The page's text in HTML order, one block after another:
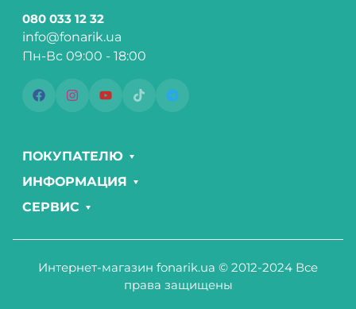
080 033 12 32
info@fonarik.ua
Пн-Вс 09:00 - 18:00
ПОКУПАТЕЛЮ
ИНФОРМАЦИЯ
СЕРВИС
Интернет-магазин fonarik.ua © 2012-2024 Все
права защищены